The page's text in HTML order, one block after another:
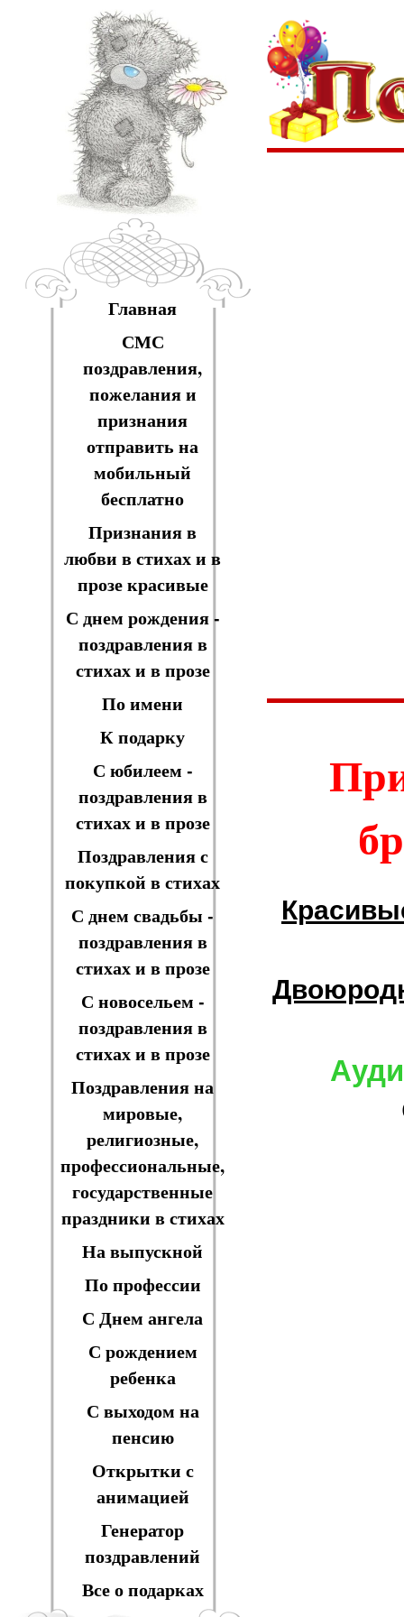
Главная
СМС
поздравления,
пожелания и
признания
отправить на
мобильный
бесплатно
Признания в
любви в стихах и в
прозе красивые
С днем рождения -
поздравления в
стихах и в прозе
По имени
К подарку
С юбилеем -
поздравления в
стихах и в прозе
Поздравления с
покупкой в стихах
С днем свадьбы -
поздравления в
стихах и в прозе
С новосельем -
поздравления в
стихах и в прозе
Поздравления на
мировые,
религиозные,
профессиональные,
государственные
праздники в стихах
На выпускной
По профессии
С Днем ангела
С рождением
ребенка
С выходом на
пенсию
Открытки с
анимацией
Генератор
поздравлений
Все о подарках